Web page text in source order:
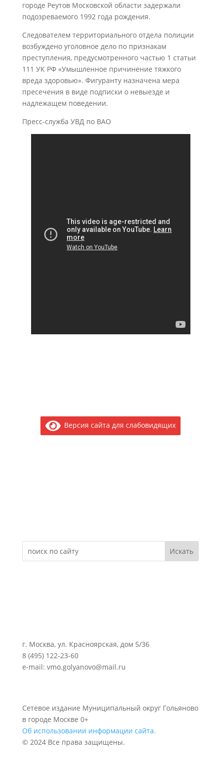
городе Реутов Московской области задержали
подозреваемого 1992 года рождения.
Следователем территориального отдела полиции
возбуждено уголовное дело по признакам
преступления, предусмотренного частью 1 статьи
111 УК РФ «Умышленное причинение тяжкого
вреда здоровью». Фигуранту назначена мера
пресечения в виде подписки о невыезде и
надлежащем поведении.
Пресс-служба УВД по ВАО
Версия сайта для слабовидящих
г. Москва, ул. Красноярская, дом 5/36
8 (495) 122-23-60
e-mail: vmo.golyanovo@mail.ru
Сетевое издание Муниципальный округ Гольяново
в городе Москве 0+
Об использовании информации сайта.
© 2024 Все права защищены.